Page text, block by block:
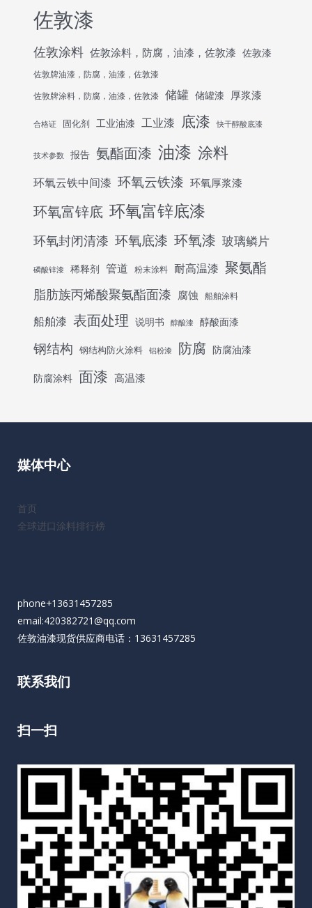
佐敦漆
佐敦涂料 佐敦涂料，防腐，油漆，佐敦漆 佐敦漆
佐敦牌油漆，防腐，油漆，佐敦漆
佐敦牌涂料，防腐，油漆，佐敦漆 储罐 储罐漆 厚浆漆
合格证 固化剂 工业油漆 工业漆 底漆 快干醇酸底漆
技术参数 报告 氨酯面漆 油漆 涂料
环氧云铁中间漆 环氧云铁漆 环氧厚浆漆
环氧富锌底 环氧富锌底漆
环氧封闭清漆 环氧底漆 环氧漆 玻璃鳞片
磷酸锌漆 稀释剂 管道 粉末涂料 耐高温漆 聚氨酯
脂肪族丙烯酸聚氨酯面漆 腐蚀 船舶涂料
船舶漆 表面处理 说明书 醇酸漆 醇酸面漆
钢结构 钢结构防火涂料 铝粉漆 防腐 防腐油漆
防腐涂料 面漆 高温漆
媒体中心
首页
全球进口涂料排行榜
phone+13631457285
email:420382721@qq.com
佐敦油漆现货供应商电话：13631457285
联系我们
扫一扫